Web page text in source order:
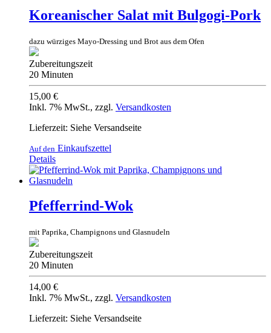
Koreanischer Salat mit Bulgogi-Pork
dazu würziges Mayo-Dressing und Brot aus dem Ofen
Zubereitungszeit
20 Minuten
15,00 €
Inkl. 7% MwSt., zzgl. Versandkosten
Lieferzeit: Siehe Versandseite
Auf den Einkaufszettel
Details
Pfefferrind-Wok
mit Paprika, Champignons und Glasnudeln
Zubereitungszeit
20 Minuten
14,00 €
Inkl. 7% MwSt., zzgl. Versandkosten
Lieferzeit: Siehe Versandseite